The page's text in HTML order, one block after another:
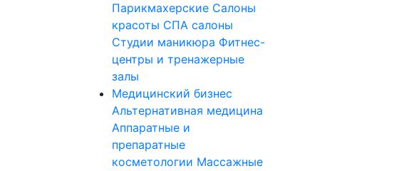
Парикмахерские Салоны
красоты СПА салоны
Студии маникюра Фитнес-
центры и тренажерные
залы
Медицинский бизнес
Альтернативная медицина
Аппаратные и
препаратные
косметологии Массажные